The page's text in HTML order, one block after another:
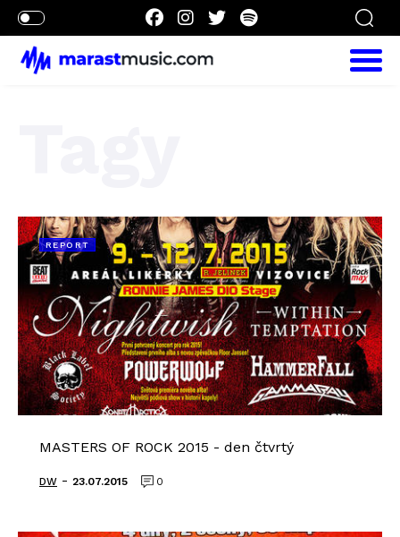
REPORT
MASTERS OF ROCK 2015 - den čtvrtý
DW - 23.07.2015 0